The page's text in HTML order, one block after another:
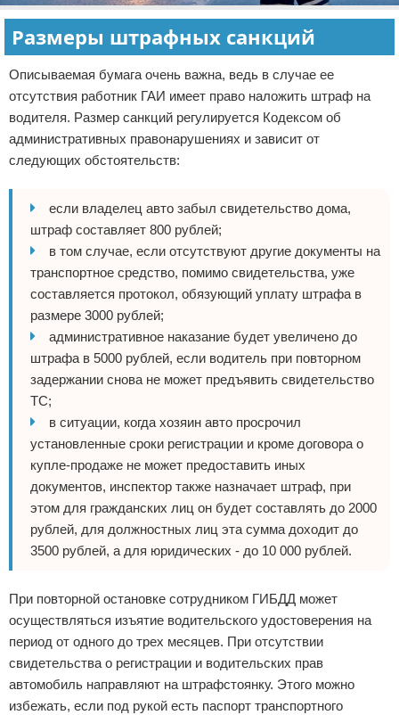
Размеры штрафных санкций
Описываемая бумага очень важна, ведь в случае ее
отсутствия работник ГАИ имеет право наложить штраф на
водителя. Размер санкций регулируется Кодексом об
административных правонарушениях и зависит от
следующих обстоятельств:
если владелец авто забыл свидетельство дома,
штраф составляет 800 рублей;
в том случае, если отсутствуют другие документы на
транспортное средство, помимо свидетельства, уже
составляется протокол, обязующий уплату штрафа в
размере 3000 рублей;
административное наказание будет увеличено до
штрафа в 5000 рублей, если водитель при повторном
задержании снова не может предъявить свидетельство
ТС;
в ситуации, когда хозяин авто просрочил
установленные сроки регистрации и кроме договора о
купле-продаже не может предоставить иных
документов, инспектор также назначает штраф, при
этом для гражданских лиц он будет составлять до 2000
рублей, для должностных лиц эта сумма доходит до
3500 рублей, а для юридических - до 10 000 рублей.
При повторной остановке сотрудником ГИБДД может
осуществляться изъятие водительского удостоверения на
период от одного до трех месяцев. При отсутствии
свидетельства о регистрации и водительских прав
автомобиль направляют на штрафстоянку. Этого можно
избежать, если под рукой есть паспорт транспортного